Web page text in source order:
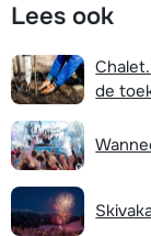
is op dit
kan wel alvast
Vul het
Mail naar
Stuur een
Nog geen
Lees ook
de